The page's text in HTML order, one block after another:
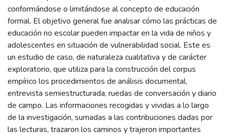
conformándose o limitándose al concepto de educación
formal. El objetivo general fue analisar cómo las prácticas de
educación no escolar pueden impactar en la vida de niños y
adolescentes en situación de vulnerabilidad social. Este es
un estudio de caso, de naturaleza cualitativa y de carácter
exploratorio, que utiliza para la construcción del corpus
empírico los procedimientos de análisis documental,
entrevista semiestructurada, ruedas de conversación y diario
de campo. Las informaciones recogidas y vividas a lo largo
de la investigación, sumadas a las contribuciones dadas por
las lecturas, trazaron los caminos y trajeron importantes